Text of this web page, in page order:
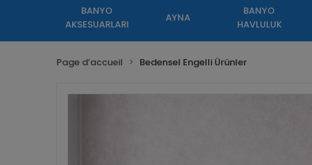
BANYO
AKSESUARLARI
AYNA
BANYO
HAVLULUK
Page d’accueil Bedensel Engelli Ürünler